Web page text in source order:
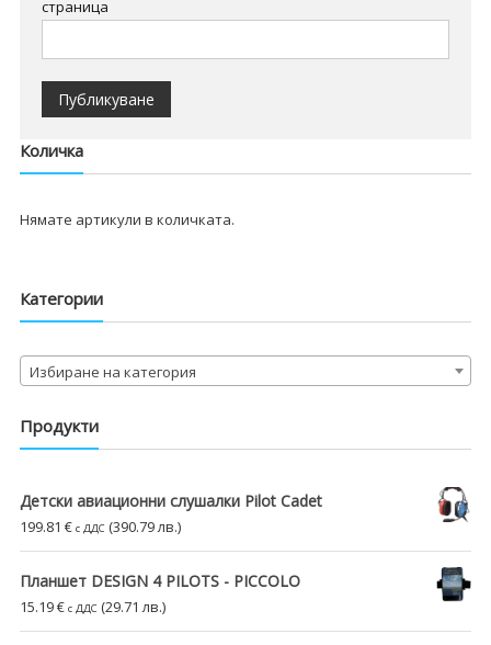
страница
Количка
Нямате артикули в количката.
Категории
Избиране на категория
Продукти
Детски авиационни слушалки Pilot Cadet
199.81 € с ДДС (390.79 лв.)
Планшет DESIGN 4 PILOTS - PICCOLO
15.19€ с ДДС (29.71 лв.)